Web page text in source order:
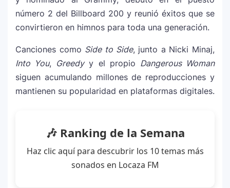
número 2 del Billboard 200 y reunió éxitos que se
convirtieron en himnos para toda una generación.
Canciones como Side to Side, junto a Nicki Minaj,
Into You, Greedyy el propio Dangerous Woman
siguen acumulando millones de reproducciones y
mantienen su popularidad en plataformas digitales.
🎶 Ranking de la Semana
Haz clic aquí para descubrir los 10 temas más
sonados en Locaza FM